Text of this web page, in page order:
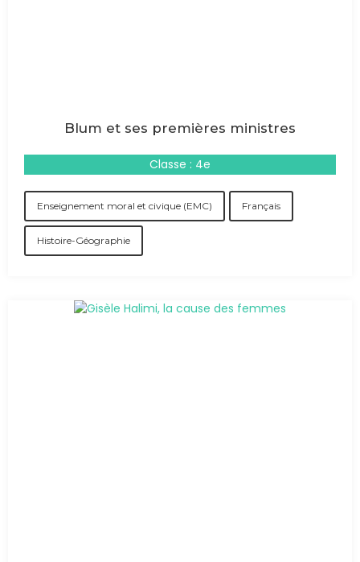
Blum et ses premières ministres
Classe : 4e
Enseignement moral et civique (EMC) Français
Histoire-Géographie